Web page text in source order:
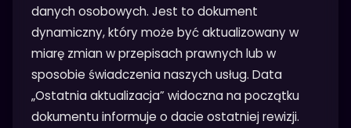
danych osobowych. Jest to dokument
dynamiczny, który może być aktualizowany w
miarę zmian w przepisach prawnych lub w
sposobie świadczenia naszych usług. Data
„Ostatnia aktualizacja” widoczna na początku
dokumentu informuje o dacie ostatniej rewizji.